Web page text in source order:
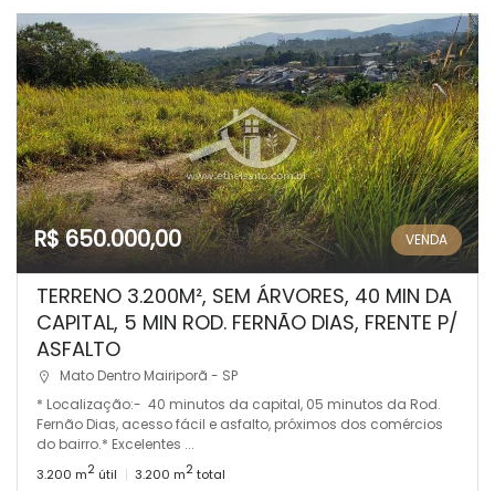
R$ 650.000,00 VENDA
TERRENO 3.200M², SEM ÁRVORES, 40 MIN DA
CAPITAL, 5 MIN ROD. FERNÃO DIAS, FRENTE P/
ASFALTO
Mato Dentro Mairiporã - SP
* Localização:- 40 minutos da capital, 05 minutos da Rod.
Fernão Dias, acesso fácil e asfalto, próximos dos comércios
do bairro.* Excelentes ...
3.200 m2 útil 3.200 m2total